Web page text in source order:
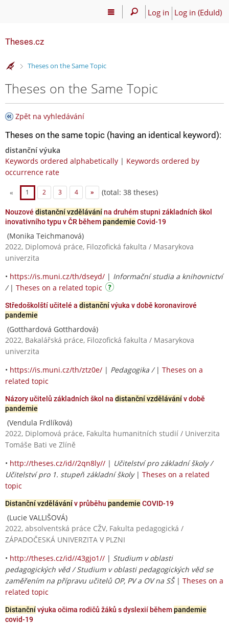
Log in Log in (EduId)
Theses.cz
>
Theses on the Same Topic
Theses on the Same Topic
Zpět na vyhledávání
Theses on the same topic (having an identical keyword):
distanční výuka
Keywords ordered alphabetically | Keywords ordered by
occurrence rate
« 1 2 3 4 » (total: 38 theses)
Nouzové distanční vzdělávánína druhém stupni základních škol
inovativního typu v ČR běhempandemie Covid-19
(Monika Teichmanová)
2022, Diplomová práce, Filozofická fakulta / Masarykova
univerzita
• https://is.muni.cz/th/dseyd/ | Informační studia a knihovnictví
/ | Theses on a related topic
Středoškolští učitelé a distančnívýuka v době koronavirové
pandemie
(Gotthardová Gotthardová)
2022, Bakalářská práce, Filozofická fakulta / Masarykova
univerzita
• https://is.muni.cz/th/ztz0e/ | Pedagogika / | Theses on a
related topic
Názory učitelů základních škol na distanční vzdělávánív době
pandemie
(Vendula Frdlíková)
2022, Diplomová práce, Fakulta humanitních studií / Univerzita
Tomáše Bati ve Zlíně
• http://theses.cz/id//2qn8ly// | Učitelství pro základní školy /
Učitelství pro 1. stupeň základní školy| Theses on a related
topic
Distanční vzdělávánív průběhu pandemie COVID-19
(Lucie VALLIŠOVÁ)
2022, absolventská práce CŽV, Fakulta pedagogická /
ZÁPADOČESKÁ UNIVERZITA V PLZNI
• http://theses.cz/id//43gjo1// | Studium v oblasti
pedagogických věd / Studium v oblasti pedagogických věd se
zaměřením na přípravu učitelů OP, PV a OV na SŠ| Theses on a
related topic
Distančnívýuka očima rodičů žáků s dyslexií běhempandemie
covid-19